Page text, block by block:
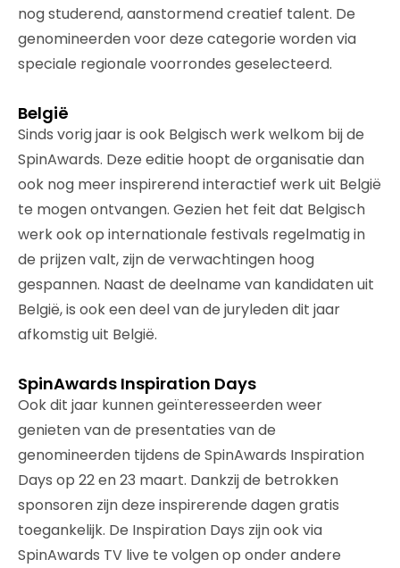
nog studerend, aanstormend creatief talent. De
genomineerden voor deze categorie worden via
speciale regionale voorrondes geselecteerd.
België
Sinds vorig jaar is ook Belgisch werk welkom bij de
SpinAwards. Deze editie hoopt de organisatie dan
ook nog meer inspirerend interactief werk uit België
te mogen ontvangen. Gezien het feit dat Belgisch
werk ook op internationale festivals regelmatig in
de prijzen valt, zijn de verwachtingen hoog
gespannen. Naast de deelname van kandidaten uit
België, is ook een deel van de juryleden dit jaar
afkomstig uit België.
SpinAwards Inspiration Days
Ook dit jaar kunnen geïnteresseerden weer
genieten van de presentaties van de
genomineerden tijdens de SpinAwards Inspiration
Days op 22 en 23 maart. Dankzij de betrokken
sponsoren zijn deze inspirerende dagen gratis
toegankelijk. De Inspiration Days zijn ook via
SpinAwards TV live te volgen op onder andere